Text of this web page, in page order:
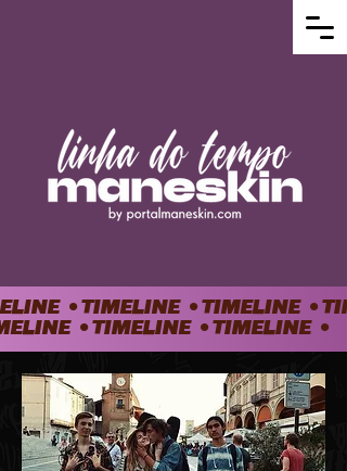
•TIMELINE •TIMELINE
•TIMELINE •TIMELINE •